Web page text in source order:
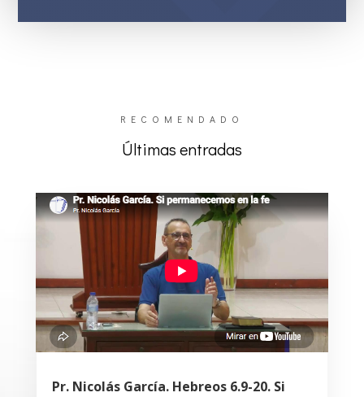
RECOMENDADO
Últimas entradas
Pr. Nicolás García. Hebreos 6.9-20. Si